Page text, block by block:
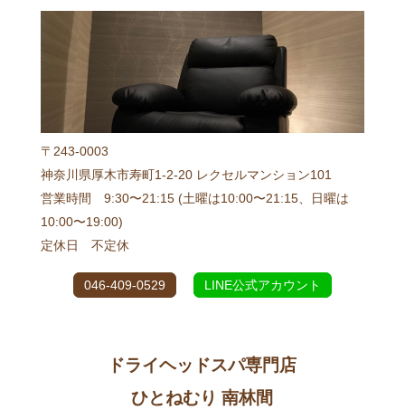
〒243-0003
神奈川県厚木市寿町1-2-20 レクセルマンション101
営業時間 9:30〜21:15 (土曜は10:00〜21:15、日曜は
10:00〜19:00)
定休日 不定休
046-409-0529 LINE公式アカウント
ドライヘッドスパ専門店
ひとねむり 南林間